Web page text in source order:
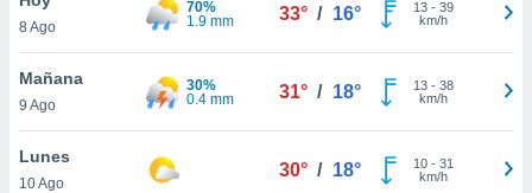
y
en
más
8 Ago
70%
1.9 mm
33° / 16° 13- 39
km/h
Mañana
9 Ago
30%
0.4 mm
31° / 18° 13- 38
km/h
Lunes
10 Ago
30° / 18° 10- 31
km/h